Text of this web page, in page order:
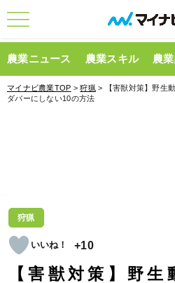
農業ニュース 農業スキル 農
マイナビ農業TOP >狩猟 > 【害獣対策】野生
ダバーにしない10の方法
狩猟
+10
【害獣対策】野